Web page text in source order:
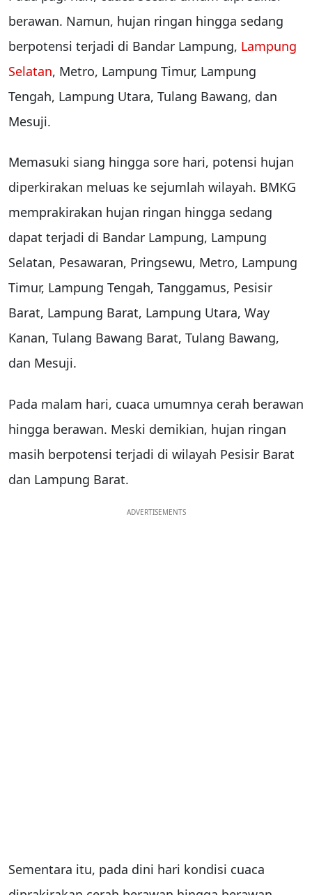
berawan. Namun, hujan ringan hingga sedang
berpotensi terjadi di Bandar Lampung, Lampung
Selatan, Metro, Lampung Timur, Lampung
Tengah, Lampung Utara, Tulang Bawang, dan
Mesuji.
Memasuki siang hingga sore hari, potensi hujan
diperkirakan meluas ke sejumlah wilayah. BMKG
memprakirakan hujan ringan hingga sedang
dapat terjadi di Bandar Lampung, Lampung
Selatan, Pesawaran, Pringsewu, Metro, Lampung
Timur, Lampung Tengah, Tanggamus, Pesisir
Barat, Lampung Barat, Lampung Utara, Way
Kanan, Tulang Bawang Barat, Tulang Bawang,
dan Mesuji.
Pada malam hari, cuaca umumnya cerah berawan
hingga berawan. Meski demikian, hujan ringan
masih berpotensi terjadi di wilayah Pesisir Barat
dan Lampung Barat.
ADVERTISEMENTS
Sementara itu, pada dini hari kondisi cuaca